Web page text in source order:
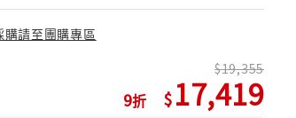
購請至團購專區
9
19,355
17,419